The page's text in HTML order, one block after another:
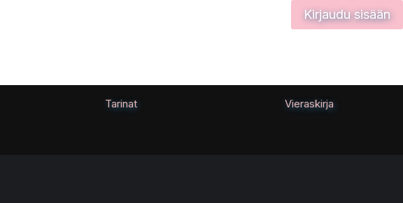
Kirjaudu sisään
Tarinat Vieraskirja